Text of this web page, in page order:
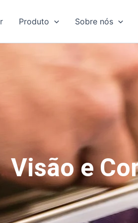
Produto Sobre nós
Visão e